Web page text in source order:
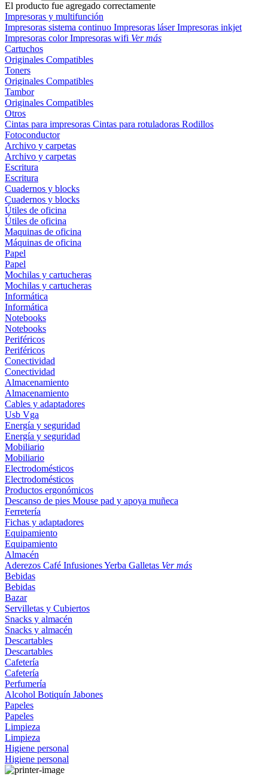
El producto fue agregado correctamente
Impresoras y multifunción
Impresoras sistema continuo Impresoras láserImpresoras inkjet
Impresoras colorImpresoras wifi Ver más
Cartuchos
Originales Compatibles
Toners
Originales Compatibles
Tambor
Originales Compatibles
Otros
Cintas para impresoras Cintas para rotuladoras Rodillos
Fotoconductor
Archivo y carpetas
Archivo y carpetas
Escritura
Escritura
Cuadernos y blocks
Cuadernos y blocks
Útiles de oficina
Útiles de oficina
Maquinas de oficina
Máquinas de oficina
Papel
Papel
Mochilas y cartucheras
Mochilas y cartucheras
Informática
Informática
Notebooks
Notebooks
Periféricos
Periféricos
Conectividad
Conectividad
Almacenamiento
Almacenamiento
Cables y adaptadores
Usb Vga
Energía y seguridad
Energía y seguridad
Mobiliario
Mobiliario
Electrodomésticos
Electrodomésticos
Productos ergonómicos
Descanso de pies Mouse pad y apoya muñeca
Ferretería
Fichas y adaptadores
Equipamiento
Equipamiento
Almacén
Aderezos Café InfusionesYerba Galletas Ver más
Bebidas
Bebidas
Bazar
Servilletas y Cubiertos
Snacks y almacén
Snacks y almacén
Descartables
Descartables
Cafetería
Cafetería
Perfumería
Alcohol Botiquín Jabones
Papeles
Papeles
Limpieza
Limpieza
Higiene personal
Higiene personal